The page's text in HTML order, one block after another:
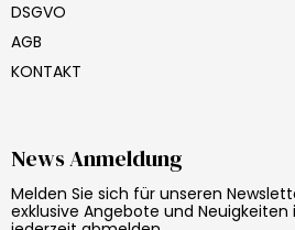
DSGVO
AGB
KONTAKT
News Anmeldung
Melden Sie sich für unseren
exklusive Angebote und Neuigkeiten